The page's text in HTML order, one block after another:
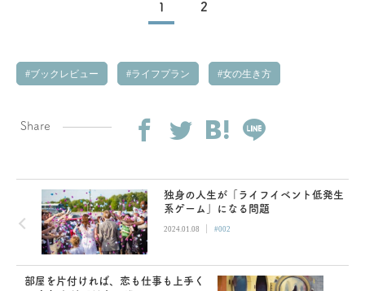
1 2
ブックレビュー ライフプラン 女の生き方
Share
独身の人生が「ライフイベント低発生
系ゲーム」になる問題
2024.01.08 | #002
部屋を片付ければ、恋も仕事も上手く